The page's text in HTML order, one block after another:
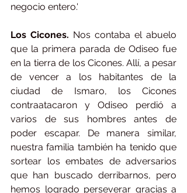
negocio entero.'
Los Cicones. Nos contaba el abuelo
que la primera parada de Odiseo fue
en la tierra de los Cicones. Allí, a pesar
de vencer a los habitantes de la
ciudad de Ismaro, los Cicones
contraatacaron y Odiseo perdió a
varios de sus hombres antes de
poder escapar. De manera similar,
nuestra familia también ha tenido que
sortear los embates de adversarios
que han buscado derribarnos, pero
hemos logrado perseverar gracias a